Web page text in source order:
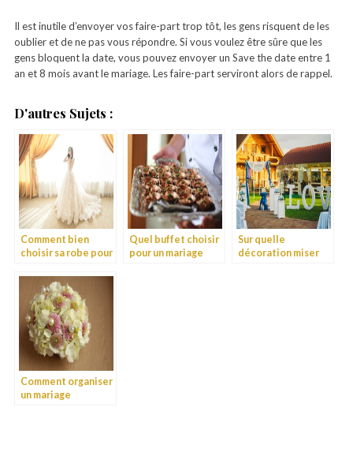
Il est inutile d’envoyer vos faire-part trop tôt, les gens risquent de les
oublier et de ne pas vous répondre. Si vous voulez être sûre que les
gens bloquent la date, vous pouvez envoyer un Save the date entre 1
an et 8 mois avant le mariage. Les faire-part serviront alors de rappel.
D'autres Sujets :
Comment bien
choisir sa robe pour
Quel buffet choisir
pour un mariage
Sur quelle
décoration miser
Comment organiser
un mariage